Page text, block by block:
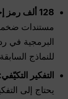
128 ألف رمز إخراج 128K:
مستندات ضخمة
البرمجية في
للنماذج
التفكير التكيّفي:
يحتاج إلى